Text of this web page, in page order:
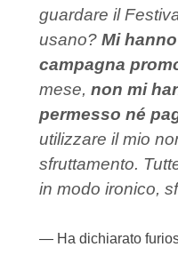
guardare il
usano? Mi
campagna
mese, non mi
permesso né
utilizzare il mio
sfruttamento.
in modo ironico,
Ha dichiarato